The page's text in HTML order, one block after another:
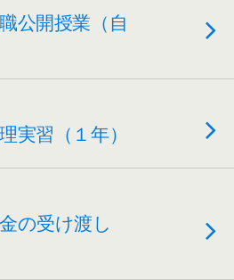
公開授業（自
実習（１年）
の受け渡し